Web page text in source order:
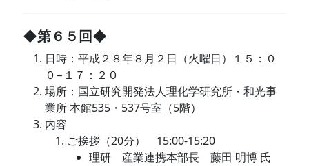
◆第６５回◆
日時：平成２８年８月２日（火曜日）１５：０
０−１７：２０
場所：国立研究開発法人理化学研究所・和光事
業所 本館535・537号室（5階）
内容
ご挨拶（20分） 15:00-15:20
理研 産業連携本部長 藤田 明博 氏